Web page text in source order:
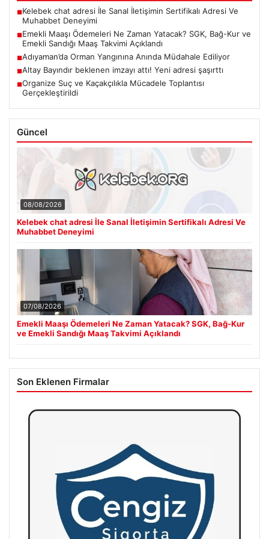
■Kelebek chat adresi İle Sanal İletişimin Sertifikalı Adresi Ve
Muhabbet Deneyimi
■Emekli Maaşı Ödemeleri Ne Zaman Yatacak? SGK, Bağ-Kur ve
Emekli Sandığı Maaş Takvimi Açıklandı
■Adıyaman’da Orman Yangınına Anında Müdahale Ediliyor
■Altay Bayındır beklenen imzayı attı! Yeni adresi şaşırttı
■Organize Suç ve Kaçakçılıkla Mücadele Toplantısı
Gerçekleştirildi
Güncel
08/08/2026
Kelebek chat adresi İle Sanal İletişimin Sertifikalı Adresi Ve
Muhabbet Deneyimi
07/08/2026
Emekli Maaşı Ödemeleri Ne Zaman Yatacak? SGK, Bağ-Kur
ve Emekli Sandığı Maaş Takvimi Açıklandı
Son Eklenen Firmalar